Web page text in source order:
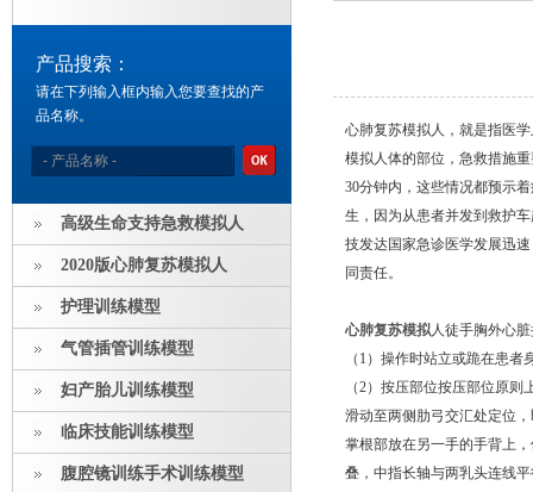
产品搜索：
请在下列输入框内输入您要查找的产
品名称。
高级生命支持急救模拟人
2020版心肺复苏模拟人
护理训练模型
气管插管训练模型
妇产胎儿训练模型
临床技能训练模型
腹腔镜训练手术训练模型
心肺复苏模拟人，就是指医
模拟人体的部位，急救措施
30分钟内，这些情况都预示
生，因为从患者并发到救护
技发达国家急诊医学发展迅
同责任。
心肺复苏模拟人徒手胸外心
（1）操作时站立或跪在患
（2）按压部位按压部位原
滑动至两侧肋弓交汇处定位
掌根部放在另一手的手背上
叠，中指长轴与两乳头连线